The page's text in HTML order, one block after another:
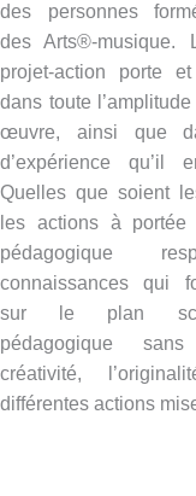
des personnes
des Arts®-musique.
projet-action porte
dans toute
œuvre, ainsi que
d’expérience qu’il
Quelles que soient
les actions à portée
pédagogique
connaissances qui
sur le plan
pédagogique
créativité,
différentes actions